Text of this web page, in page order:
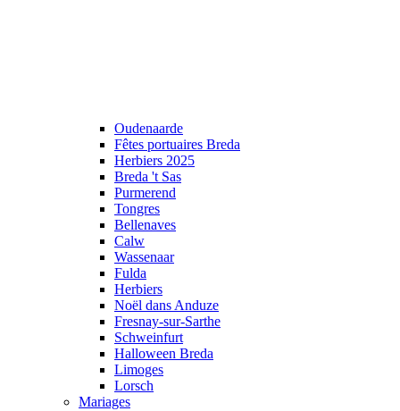
Oudenaarde
Fêtes portuaires Breda
Herbiers 2025
Breda 't Sas
Purmerend
Tongres
Bellenaves
Calw
Wassenaar
Fulda
Herbiers
Noël dans Anduze
Fresnay-sur-Sarthe
Schweinfurt
Halloween Breda
Limoges
Lorsch
Mariages